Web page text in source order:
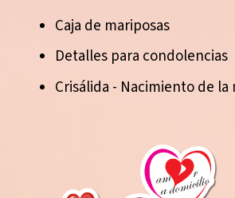
Caja de mariposas
Detalles para condolencias
Crisálida - Nacimiento de la